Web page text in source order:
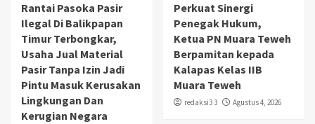
Rantai Pasoka Pasir
Ilegal Di Balikpapan
Timur Terbongkar,
Usaha Jual Material
Pasir Tanpa Izin Jadi
Pintu Masuk Kerusakan
Lingkungan Dan
Kerugian Negara
Perkuat Sinergi
Penegak Hukum,
Ketua PN Muara Teweh
Berpamitan kepada
Kalapas Kelas IIB
Muara Teweh
redaksi3 3 Agustus 4, 2026